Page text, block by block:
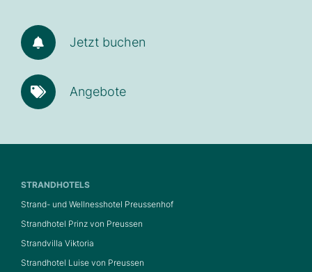
Jetzt buchen
Angebote
STRANDHOTELS
Strand- und Wellnesshotel Preussenhof
Strandhotel Prinz von Preussen
Strandvilla Viktoria
Strandhotel Luise von Preussen